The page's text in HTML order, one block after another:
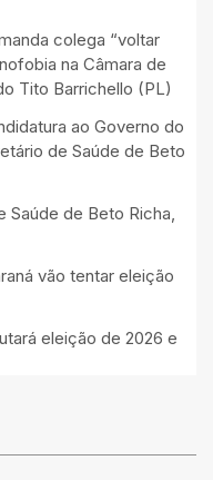
colega “voltar
na Câmara de
Tito Barrichello (PL)
ao Governo do
de Saúde de Beto
de Beto Richa,
vão tentar eleição
eleição de 2026 e